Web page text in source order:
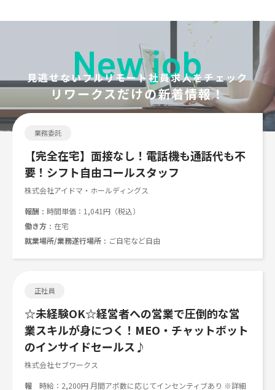
見逃せないフルリモート社員求人をチェック
リワークスだけの新着情報！
New job
業務委託
【完全在宅】面接なし！電話機も通話代も不
要！シフト自由コールスタッフ
株式会社アイドマ・ホールディングス
報酬
時間単価：1,041円（税込）
働き方
在宅
就業場所/業務遂行場所
ご自宅など自由
正社員
☆未経験OK☆経営者への営業で圧倒的な営
業スキルが身につく！MEO・チャットボット
のインサイドセールス♪
株式会社セブワークス
報
時給：2,200円 月間アポ数に応じてインセンティブあり ※詳細